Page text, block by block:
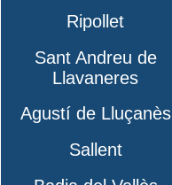
Ripollet
Sant Andreu de
Llavaneres
Agustí de Lluçanès
Sallent